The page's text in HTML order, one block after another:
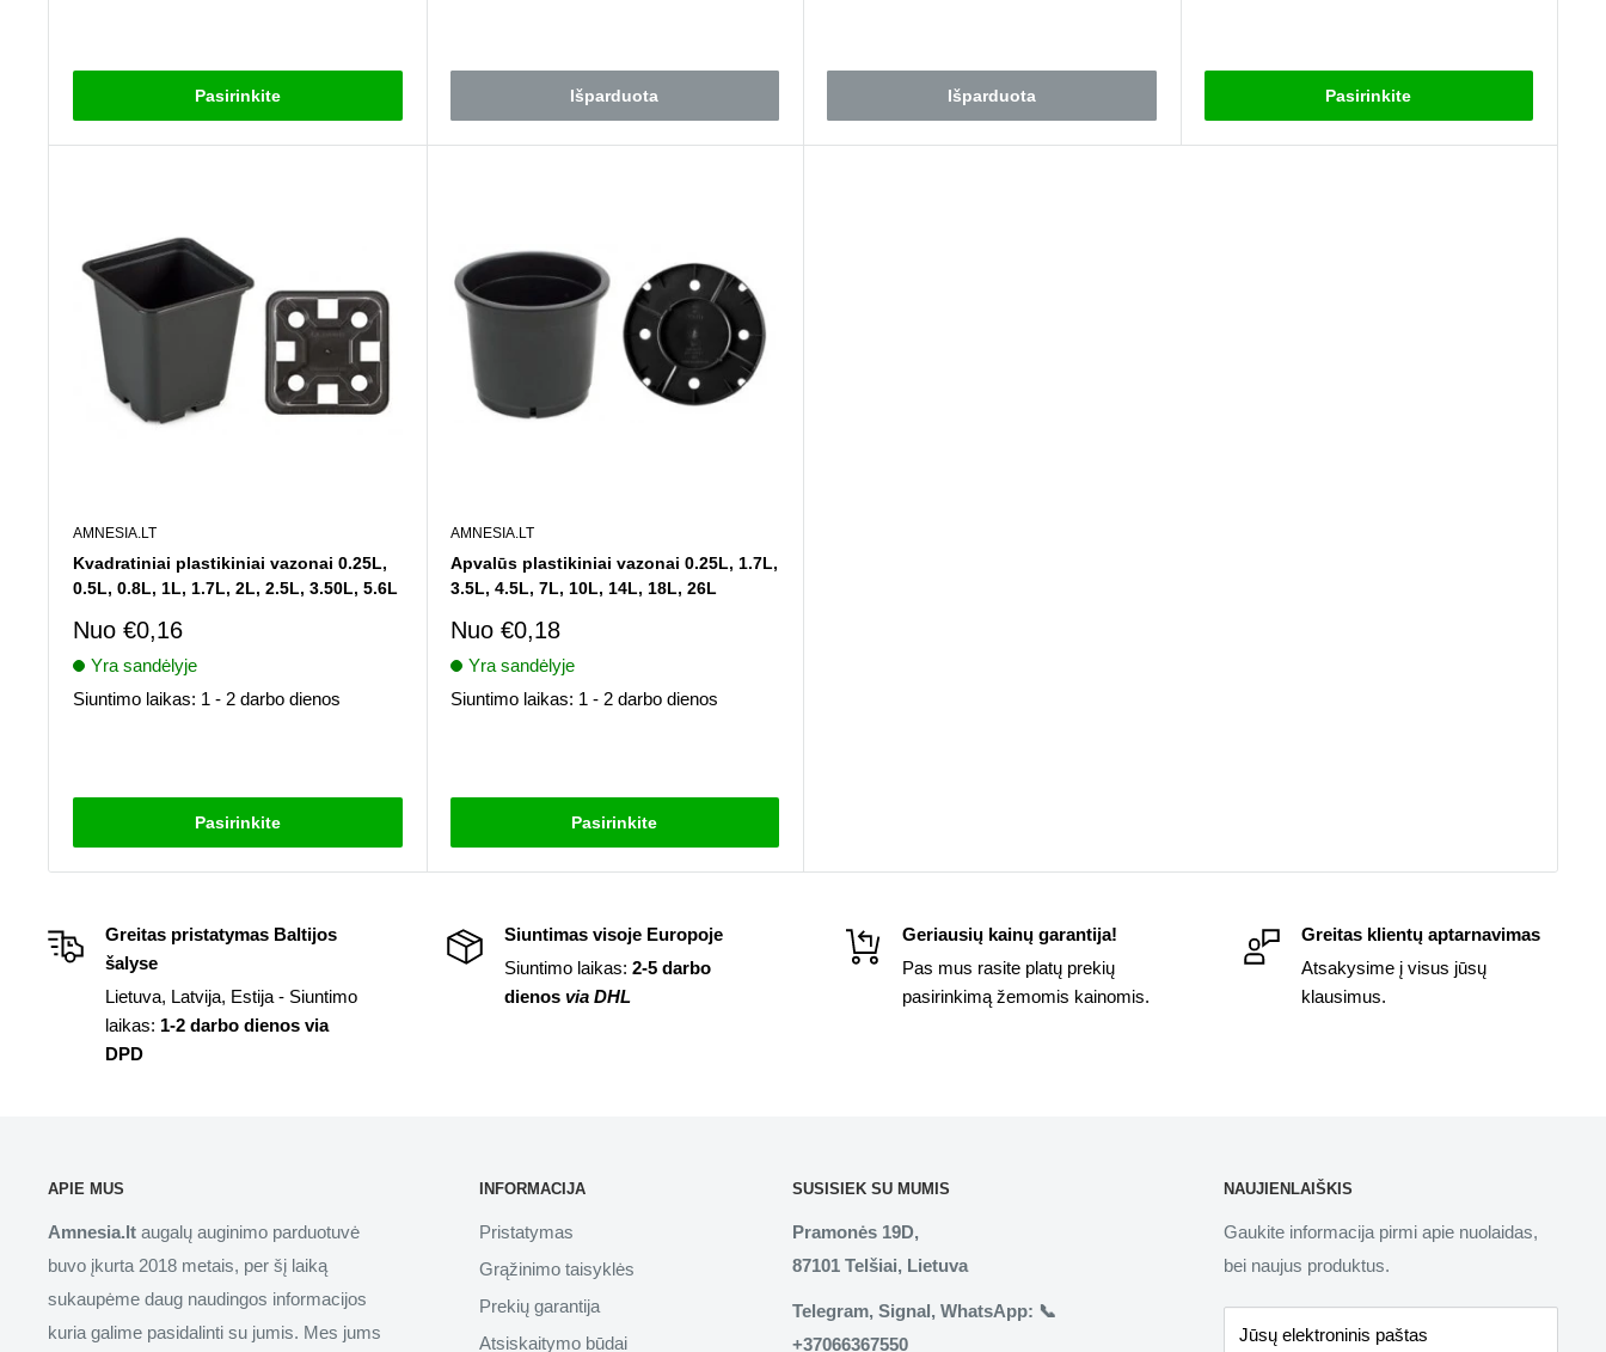
Pasirinkite Išparduota Išparduota Pasirinkite
AMNESIA.LT
Kvadratiniai plastikiniai vazonai 0.25L,
0.5L, 0.8L, 1L, 1.7L, 2L, 2.5L, 3.50L, 5.6L
Pardavimo
kaina
Nuo €0,16
Yra sandėlyje
Siuntimo laikas: 1 - 2 darbo dienos
Pasirinkite
AMNESIA.LT
Apvalūs plastikiniai vazonai 0.25L, 1.7L,
3.5L, 4.5L, 7L, 10L, 14L, 18L, 26L
Pardavimo
kaina
Nuo €0,18
Yra sandėlyje
Siuntimo laikas: 1 - 2 darbo dienos
Pasirinkite
Greitas pristatymas Baltijos
šalyse
Lietuva, Latvija, Estija - Siuntimo
laikas: 1-2 darbo dienos via
DPD
Siuntimas visoje Europoje
Siuntimo laikas: 2-5 darbo
dienosvia DHL
Geriausių kainų garantija!
Pas mus rasite platų prekių
pasirinkimą žemomis kainomis.
Greitas klientų aptarnavimas
Atsakysime į visus jūsų
klausimus.
APIE MUS
Amnesia.lt augalų auginimo parduotuvė
buvo įkurta 2018 metais, per šį laiką
sukaupėme daug naudingos informacijos
kuria galime pasidalinti su jumis. Mes jums
INFORMACIJA
Pristatymas
Grąžinimo taisyklės
Prekių garantija
Atsiskaitymo būdai
SUSISIEK SU MUMIS
Pramonės 19D,
87101 Telšiai, Lietuva
Telegram, Signal, WhatsApp: 📞
+37066367550
NAUJIENLAIŠKIS
Gaukite informacija pirmi apie nuolaidas,
bei naujus produktus.
Jūsų elektroninis paštas